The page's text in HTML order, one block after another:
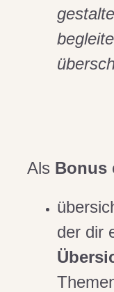
Als Bonus
der dir